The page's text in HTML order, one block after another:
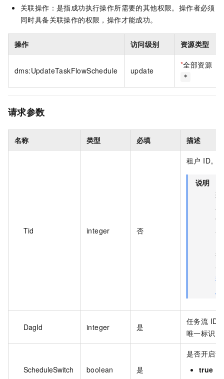
关联操作：是指成功执行操作所需要的其他权限。操作者必须
同时具备关联操作的权限，操作才能成功。
操作 访问级别 资源类型
dms:UpdateTaskFlowSchedule update
*全部资源
*
请求参数
名称 类型 必填 描述
Tid integer 否
租户 ID。
说明
DagId integer 是
任务流 ID
唯一标识。
ScheduleSwitch boolean 是
是否开启
true